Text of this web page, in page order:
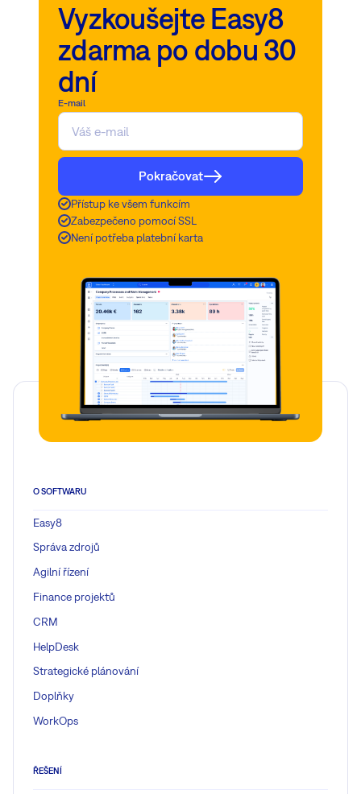
Vyzkoušejte Easy8
zdarma po dobu 30
dní
E-mail
Pokračovat
Přístup ke všem funkcím
Zabezpečeno pomocí SSL
Není potřeba platební karta
O SOFTWARU
Easy8
Správa zdrojů
Agilní řízení
Finance projektů
CRM
HelpDesk
Strategické plánování
Doplňky
WorkOps
ŘEŠENÍ